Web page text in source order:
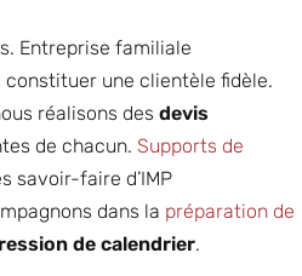
Entreprise familiale
constituer une clientèle fidèle.
réalisons des devis
de chacun. Supports de
savoir-faire d’IMP
dans la préparation de
de calendrier.